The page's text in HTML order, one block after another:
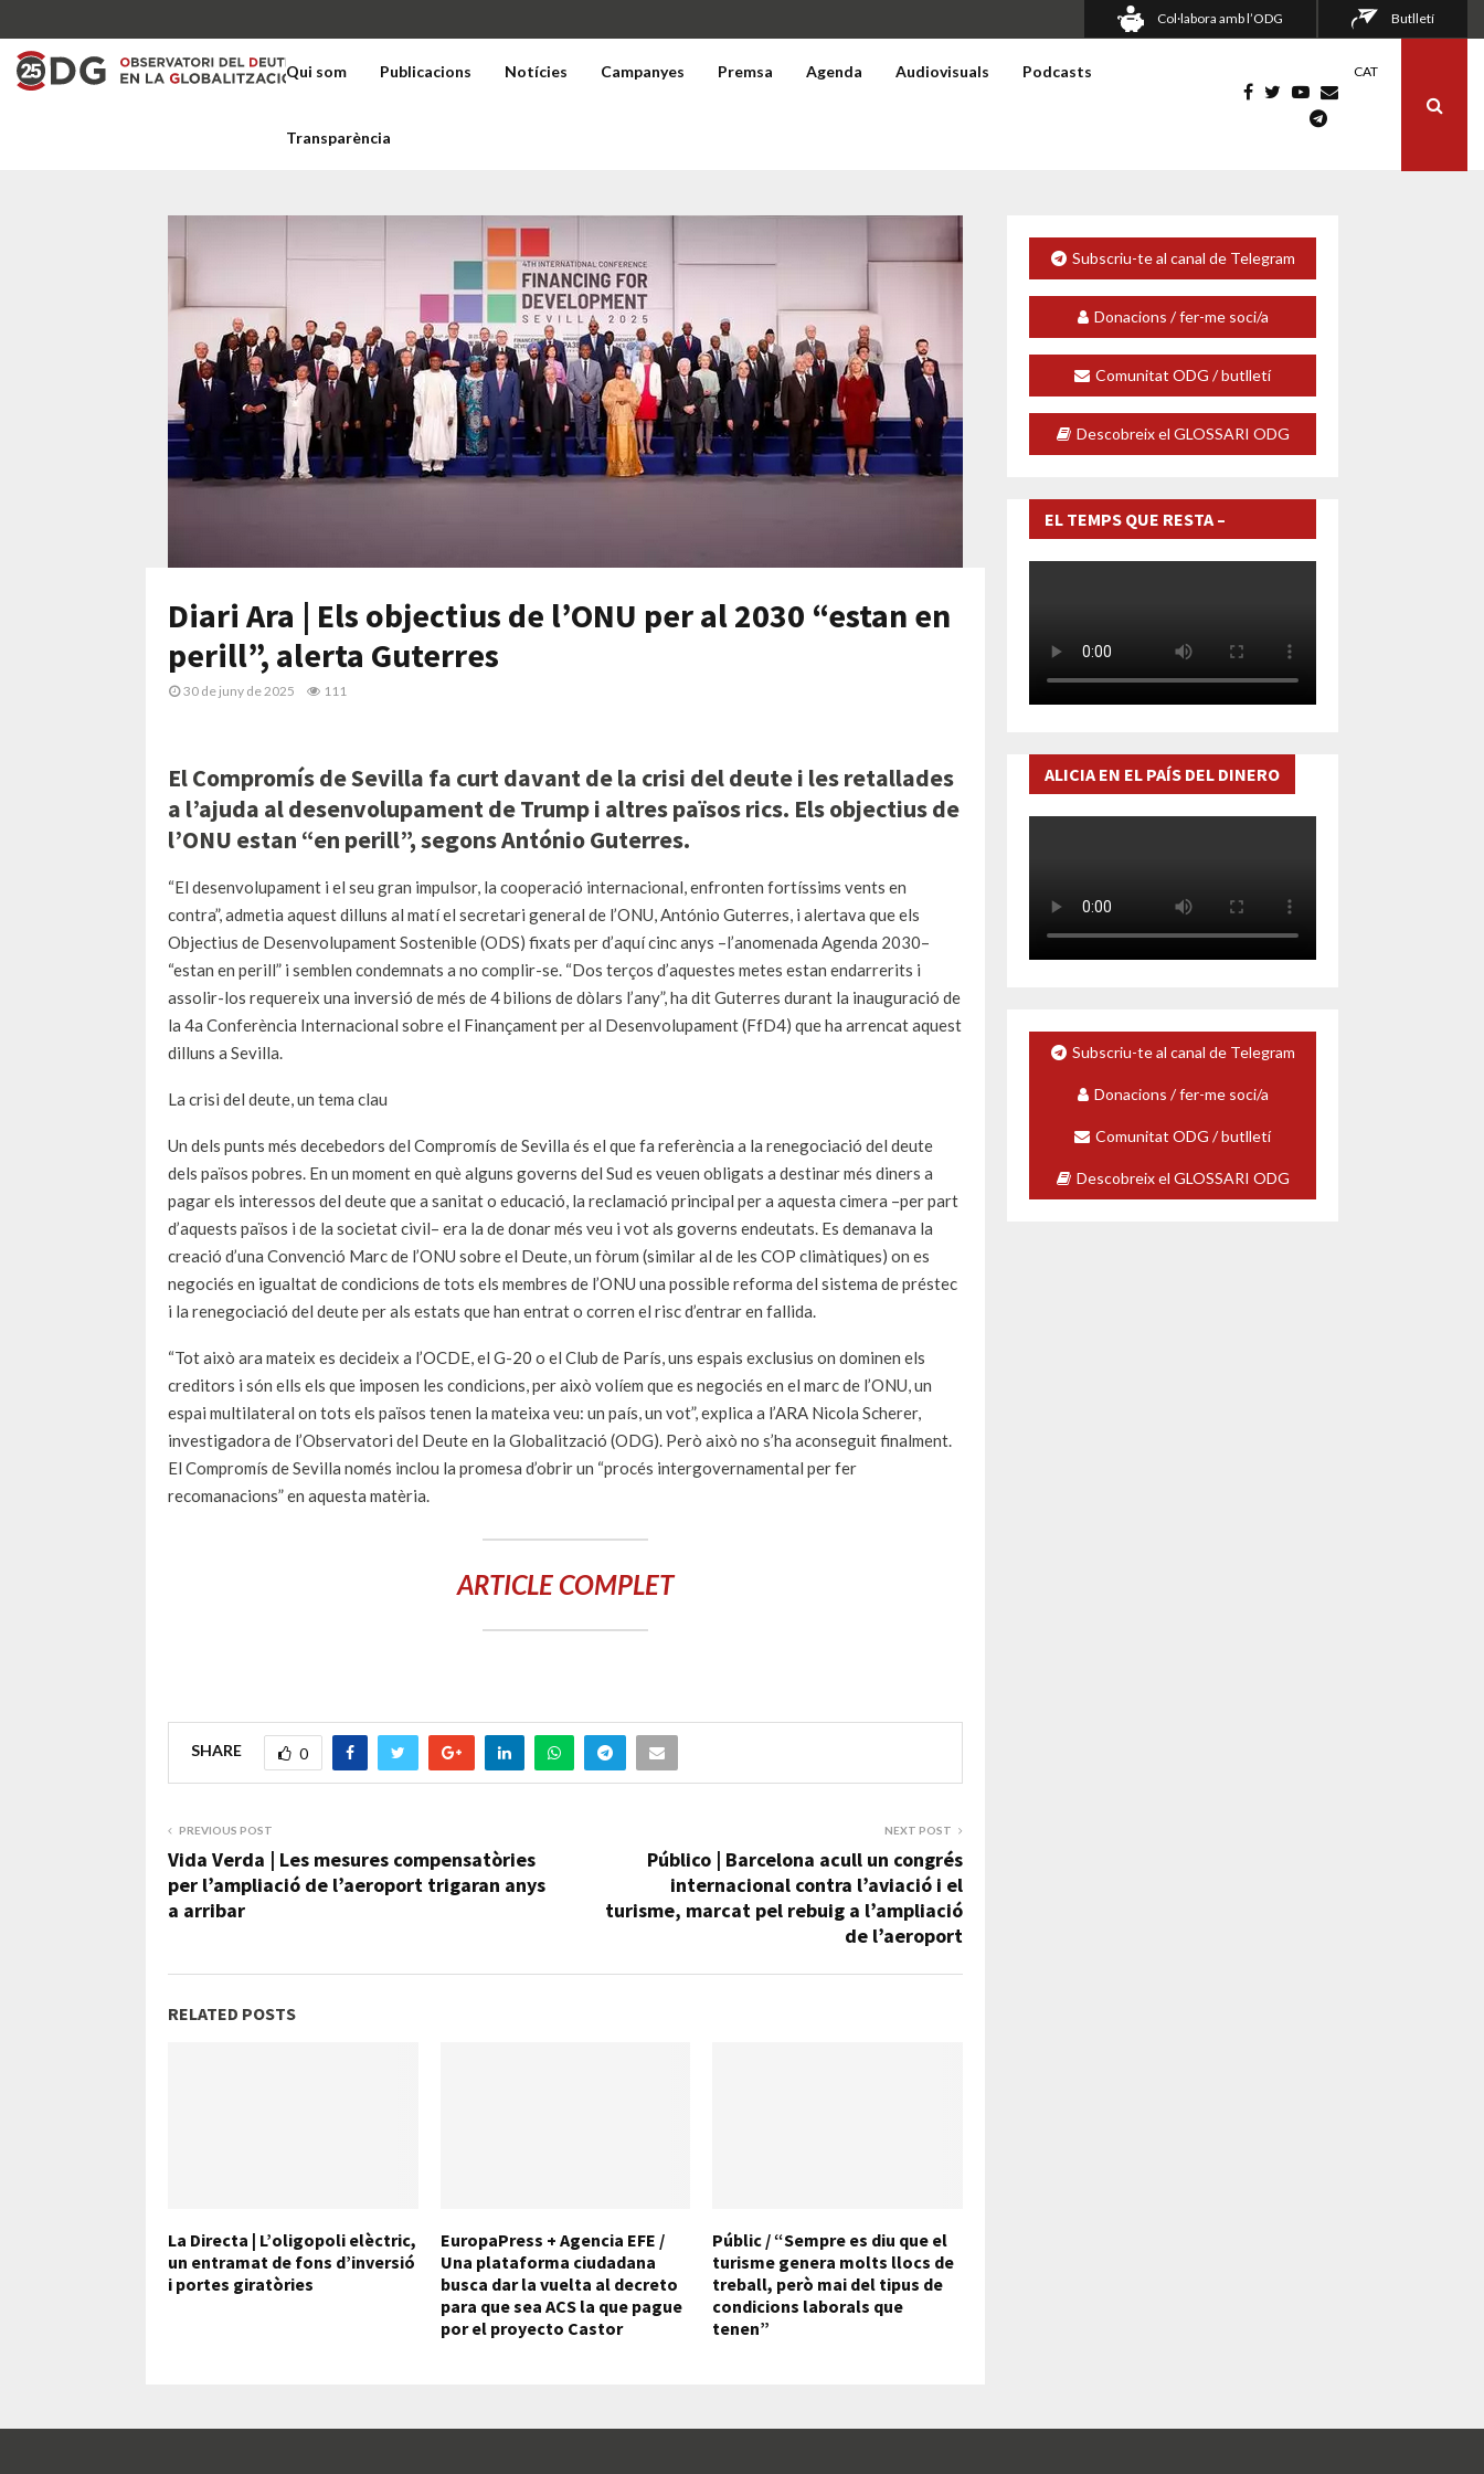
Col·labora amb l’ODG Butlletí
Qui som Publicacions Notícies Campanyes Premsa Agenda Audiovisuals Podcasts
Transparència
CAT
Diari Ara | Els objectius de l’ONU per al 2030 “estan en
perill”, alerta Guterres
30 de juny de 2025 111
El Compromís de Sevilla fa curt davant de la crisi del deute i les retallades
a l’ajuda al desenvolupament de Trump i altres països rics. Els objectius de
l’ONU estan “en perill”, segons António Guterres.
“El desenvolupament i el seu gran impulsor, la cooperació internacional, enfronten fortíssims vents en
contra”, admetia aquest dilluns al matí el secretari general de l’ONU, António Guterres, i alertava que els
Objectius de Desenvolupament Sostenible (ODS) fixats per d’aquí cinc anys –l’anomenada Agenda 2030–
“estan en perill” i semblen condemnats a no complir-se. “Dos terços d’aquestes metes estan endarrerits i
assolir-los requereix una inversió de més de 4 bilions de dòlars l’any”, ha dit Guterres durant la inauguració de
la 4a Conferència Internacional sobre el Finançament per al Desenvolupament (FfD4) que ha arrencat aquest
dilluns a Sevilla.
La crisi del deute, un tema clau
Un dels punts més decebedors del Compromís de Sevilla és el que fa referència a la renegociació del deute
dels països pobres. En un moment en què alguns governs del Sud es veuen obligats a destinar més diners a
pagar els interessos del deute que a sanitat o educació, la reclamació principal per a aquesta cimera –per part
d’aquests països i de la societat civil– era la de donar més veu i vot als governs endeutats. Es demanava la
creació d’una Convenció Marc de l’ONU sobre el Deute, un fòrum (similar al de les COP climàtiques) on es
negociés en igualtat de condicions de tots els membres de l’ONU una possible reforma del sistema de préstec
i la renegociació del deute per als estats que han entrat o corren el risc d’entrar en fallida.
“Tot això ara mateix es decideix a l’OCDE, el G-20 o el Club de París, uns espais exclusius on dominen els
creditors i són ells els que imposen les condicions, per això volíem que es negociés en el marc de l’ONU, un
espai multilateral on tots els països tenen la mateixa veu: un país, un vot”, explica a l’ARA Nicola Scherer,
investigadora de l’Observatori del Deute en la Globalització (ODG). Però això no s’ha aconseguit finalment.
El Compromís de Sevilla només inclou la promesa d’obrir un “procés intergovernamental per fer
recomanacions” en aquesta matèria.
ARTICLE COMPLET
SHARE 0
PREVIOUS POST
Vida Verda | Les mesures compensatòries
per l’ampliació de l’aeroport trigaran anys
a arribar
NEXT POST
Público | Barcelona acull un congrés
internacional contra l’aviació i el
turisme, marcat pel rebuig a l’ampliació
de l’aeroport
RELATED POSTS
La Directa | L’oligopoli elèctric,
un entramat de fons d’inversió
i portes giratòries
EuropaPress + Agencia EFE /
Una plataforma ciudadana
busca dar la vuelta al decreto
para que sea ACS la que pague
por el proyecto Castor
Públic / “Sempre es diu que el
turisme genera molts llocs de
treball, però mai del tipus de
condicions laborals que
tenen”
Subscriu-te al canal de Telegram
Donacions / fer-me soci/a
Comunitat ODG / butlletí
Descobreix el GLOSSARI ODG
EL TEMPS QUE RESTA –
DOCUMENTAL
ALICIA EN EL PAÍS DEL DINERO
Subscriu-te al canal de Telegram
Donacions / fer-me soci/a
Comunitat ODG / butlletí
Descobreix el GLOSSARI ODG